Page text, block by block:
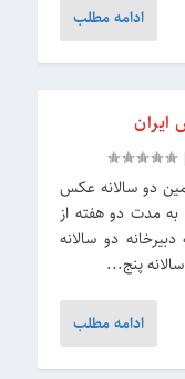
ادامه مطلب
ایران‏
|
دو سالانه عکس
ایران دعوت کرد تا از روز دوشنبه 20 آذر 85 به مدت دو هفته ‏از
به دبیرخانه دو سالانه
پنج...
ادامه مطلب